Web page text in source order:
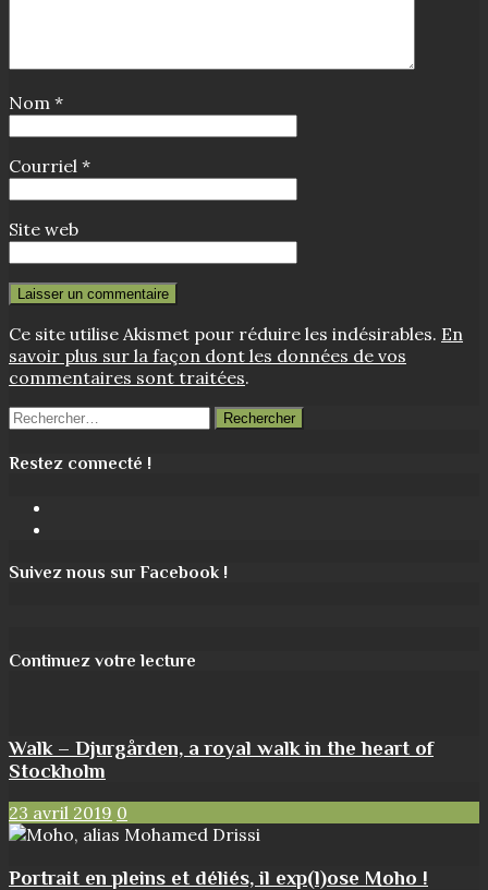
Nom *
Courriel *
Site web
Ce site utilise Akismet pour réduire les indésirables. En
savoir plus sur la façon dont les données de vos
commentaires sont traitées.
Rechercher :
Restez connecté !
Suivez nous sur Facebook !
Continuez votre lecture
Walk – Djurgården, a royal walk in the heart of
Stockholm
23 avril 2019 0
Portrait en pleins et déliés, il exp(l)ose Moho !